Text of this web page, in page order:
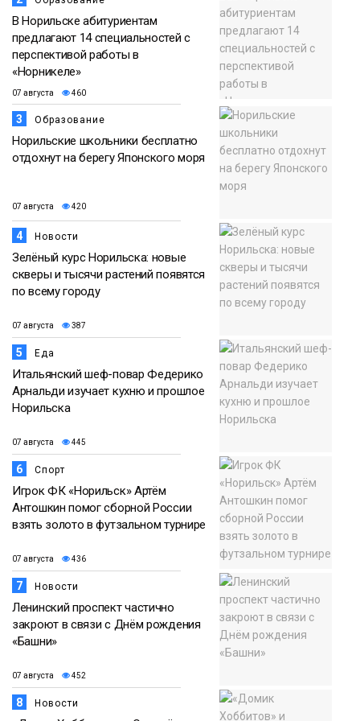
В Норильске абитуриентам
предлагают 14 специальностей с
перспективой работы в
«Норникеле»
07 августа 460
3 Образование
Норильские школьники бесплатно
отдохнут на берегу Японского моря
07 августа 420
4 Новости
Зелёный курс Норильска: новые
скверы и тысячи растений появятся
по всему городу
07 августа 387
5 Еда
Итальянский шеф-повар Федерико
Арнальди изучает кухню и прошлое
Норильска
07 августа 445
6 Спорт
Игрок ФК «Норильск» Артём
Антошкин помог сборной России
взять золото в футзальном турнире
07 августа 436
7 Новости
Ленинский проспект частично
закроют в связи с Днём рождения
«Башни»
07 августа 452
8 Новости